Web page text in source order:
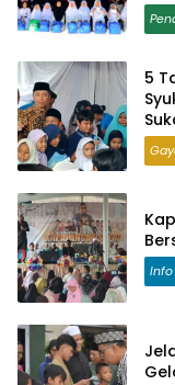
5
Info